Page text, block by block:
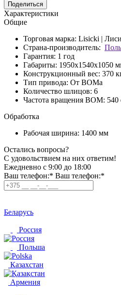
Поделиться
Характеристики
Общие
Торговая марка: Lisicki |
Страна-производитель:
Гарантия: 1 год
Габариты: 1950х1540х1050
Конструкционный вес: 370
Тип привода: От ВОМа
Количество шлицов: 6
Частота вращения ВОМ: 540
Обработка
Рабочая ширина: 1400 мм
Остались вопросы?
C удовольствием на них ответим!
Ежедневно с 9:00 до 18:00
Ваш телефон:* Ваш телефон:*
Беларусь
Россия
Польша
Казахстан
Армения